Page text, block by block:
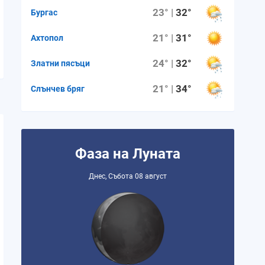
Бургас 23° |32°
Ахтопол 21° |31°
Златни пясъци 24° |32°
Слънчев бряг 21° |34°
Фаза на Луната
Днес, Събота 08 август